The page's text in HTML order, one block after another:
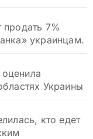
продать 7%
украинцам.
Украины
кто едет